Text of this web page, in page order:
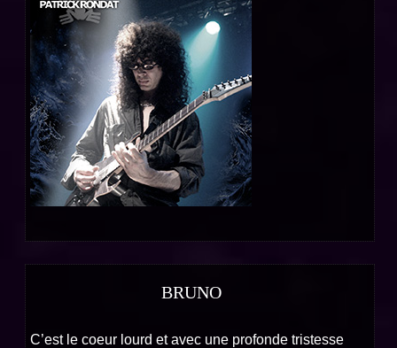
BRUNO
C’est le coeur lourd et avec une profonde tristesse